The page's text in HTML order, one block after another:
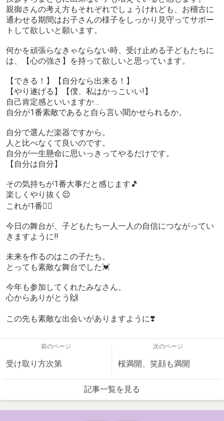
親御さんの考え方もそれぞれでしょうけれども、お稽古に
通わせる期間はお子さんの様子をしっかり見守ってサポー
トして欲しいと願います。
何かを頑張らなきゃならない時、受け止める子どもたちに
は、【心の強さ】を持って欲しいと思っています。
【できる！】【自分なら出来る！】
【やり遂げる】【僕、私はかっこいい!】
自己肯定感といいますか…
自分が1番素敵であると自ら言い聞かせられるか。
自分で選んだ楽器ですから。
人と比べなくて良いのです。
自分が一生懸命に思いっきってやるだけです。
【自分は自分】
その気持ちが1番大事だと感じます🎵
楽しくやり抜く😌
これが1番🙋‍♀️
今日の舞台が、子どもたち一人一人の自信につながってい
きますように‼️
未来を作るのはこの子たち。
とっても素敵な舞台でした💓
今年も参加してくれたみなさん。
心からありがとう🙌
この先も素敵な出会いがありますように❣️
前のページ
受け取り方次第
次のページ
桜満開、笑顔も満開
記事一覧を見る